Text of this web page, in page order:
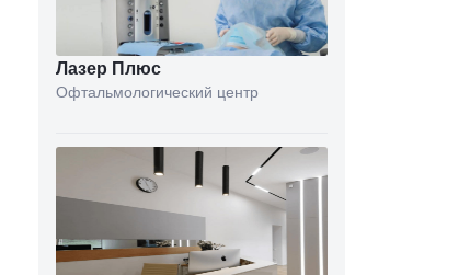
Лазер Плюс
Офтальмологический центр